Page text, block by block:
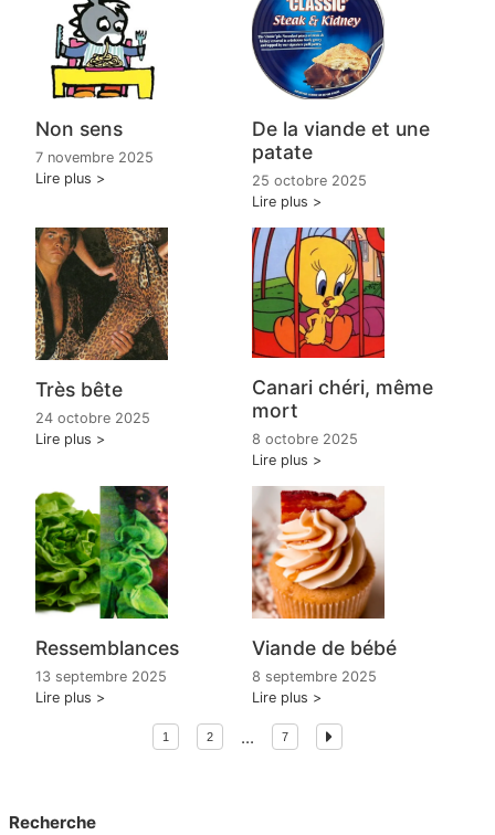
Non sens
7 novembre 2025
Lire plus
De la viande et une
patate
25 octobre 2025
Lire plus
Très bête
24 octobre 2025
Lire plus
Canari chéri, même
mort
8 octobre 2025
Lire plus
Ressemblances
13 septembre 2025
Lire plus
Viande de bébé
8 septembre 2025
Lire plus
1 2 ... 7
Recherche